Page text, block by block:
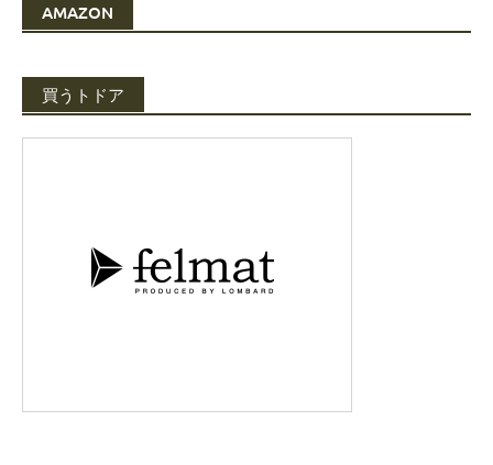
AMAZON
買うトドア